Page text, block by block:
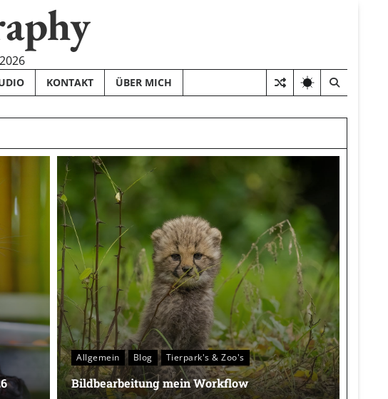
KONTAKT ÜBER MICH
Allgemein Blog Tierpark's & Zoo's
Bildbearbeitung mein Workflow